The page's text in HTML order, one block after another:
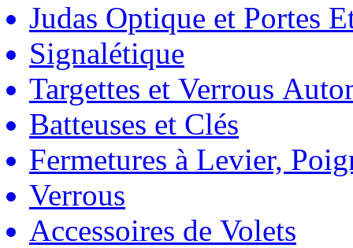
Judas Optique et Portes
Signalétique
Targettes et Verrous
Batteuses et Clés
Fermetures à Levier,
Verrous
Accessoires de Volets